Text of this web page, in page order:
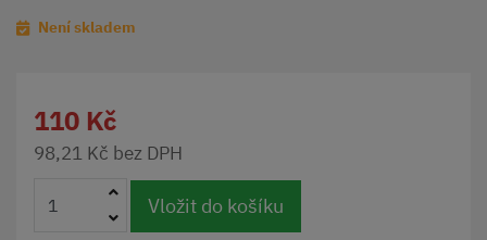
Není skladem
110 Kč
98,21 Kč bez DPH
Vložit do košíku